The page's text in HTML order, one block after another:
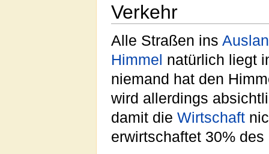
Verkehr
Alle Straßen ins
Himmel natürlich liegt
niemand hat den
wird allerdings
damit die Wirtschaft
erwirtschaftet 30%